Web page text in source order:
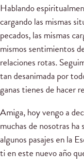
Hablando
cargando las mismas
pecados, las mismas
mismos sentimientos
relaciones rotas.
tan desanimada por
ganas tienes de hacer
Amiga, hoy vengo a
muchas de nosotras
algunos pasajes en la
ti en este nuevo año